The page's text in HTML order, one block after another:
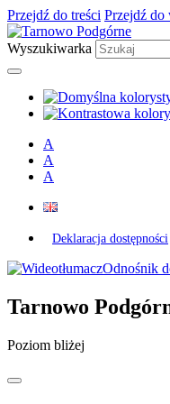
Przejdź do treści Przejdź
Wyszukiwarka
A
A
A
Deklaracja dostępności
Odnośnik
Tarnowo
Poziom bliżej